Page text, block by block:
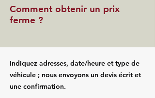
Comment obtenir un prix
ferme ?
Indiquez adresses, date/heure et type de
véhicule ; nous envoyons un devis écrit et
une confirmation.